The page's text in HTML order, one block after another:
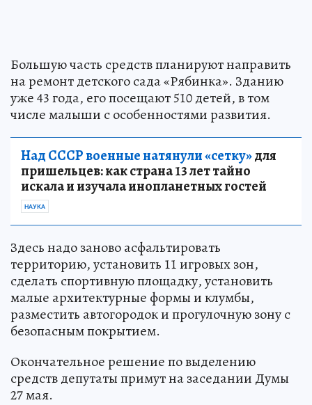
Большую часть средств планируют направить
на ремонт детского сада «Рябинка». Зданию
уже 43 года, его посещают 510 детей, в том
числе малыши с особенностями развития.
Над СССР военные натянули «сетку»для
пришельцев: как страна 13 лет тайно
искала и изучала инопланетных гостей
НАУКА
Здесь надо заново асфальтировать
территорию, установить 11 игровых зон,
сделать спортивную площадку, установить
малые архитектурные формы и клумбы,
разместить автогородок и прогулочную зону с
безопасным покрытием.
Окончательное решение по выделению
средств депутаты примут на заседании Думы
27 мая.